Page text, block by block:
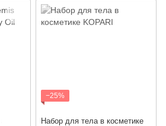
−25%
Набор для тела в косметике